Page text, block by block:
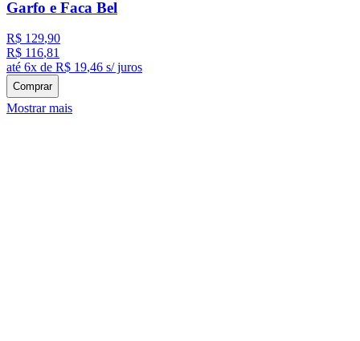
Garfo e Faca Bel
R$ 129,90
R$ 116,81
até 6x de R$ 19,46 s/ juros
Comprar
Mostrar mais